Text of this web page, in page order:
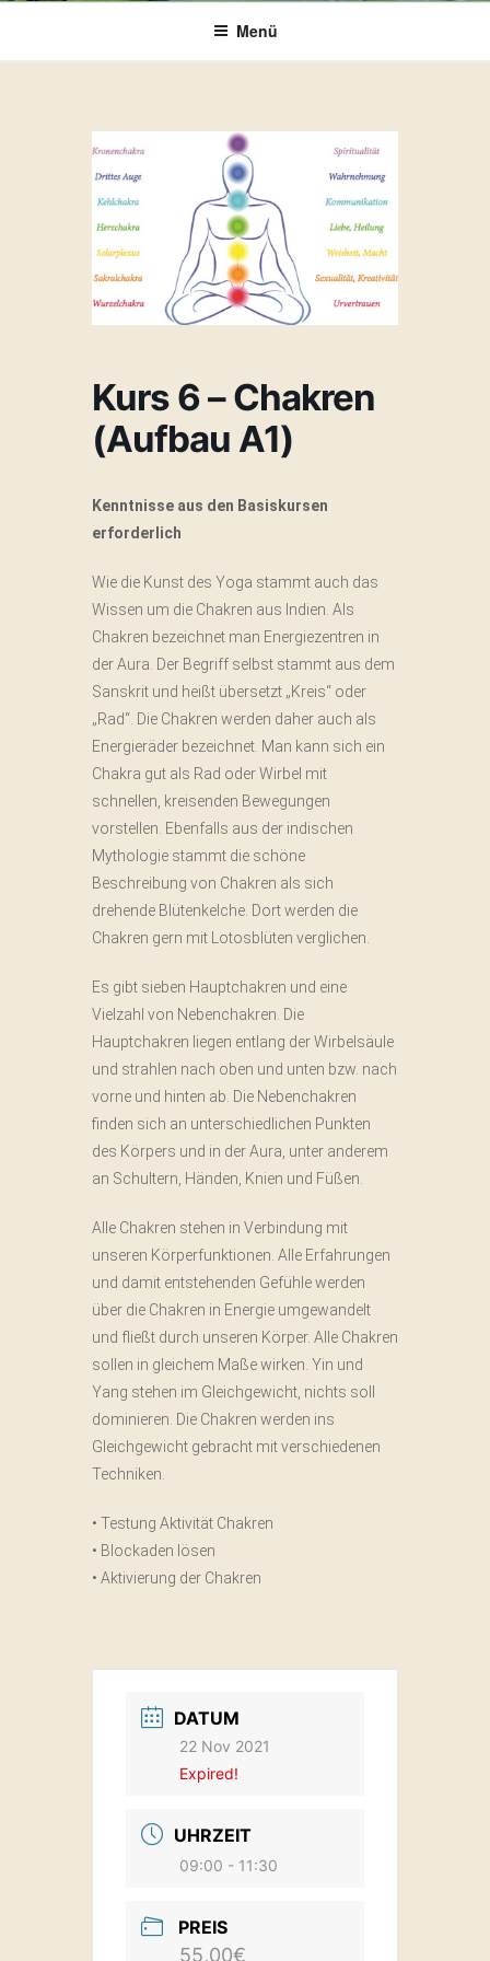
Menü
Kurs 6 – Chakren
(Aufbau A1)
Kenntnisse aus den Basiskursen
erforderlich
Wie die Kunst des Yoga stammt auch das
Wissen um die Chakren aus Indien. Als
Chakren bezeichnet man Energiezentren in
der Aura. Der Begriff selbst stammt aus dem
Sanskrit und heißt übersetzt „Kreis“ oder
„Rad“. Die Chakren werden daher auch als
Energieräder bezeichnet. Man kann sich ein
Chakra gut als Rad oder Wirbel mit
schnellen, kreisenden Bewegungen
vorstellen. Ebenfalls aus der indischen
Mythologie stammt die schöne
Beschreibung von Chakren als sich
drehende Blütenkelche. Dort werden die
Chakren gern mit Lotosblüten verglichen.
Es gibt sieben Hauptchakren und eine
Vielzahl von Nebenchakren. Die
Hauptchakren liegen entlang der Wirbelsäule
und strahlen nach oben und unten bzw. nach
vorne und hinten ab. Die Nebenchakren
finden sich an unterschiedlichen Punkten
des Körpers und in der Aura, unter anderem
an Schultern, Händen, Knien und Füßen.
Alle Chakren stehen in Verbindung mit
unseren Körperfunktionen. Alle Erfahrungen
und damit entstehenden Gefühle werden
über die Chakren in Energie umgewandelt
und fließt durch unseren Körper. Alle Chakren
sollen in gleichem Maße wirken. Yin und
Yang stehen im Gleichgewicht, nichts soll
dominieren. Die Chakren werden ins
Gleichgewicht gebracht mit verschiedenen
Techniken.
• Testung Aktivität Chakren
• Blockaden lösen
• Aktivierung der Chakren
DATUM
22 Nov 2021
Expired!
UHRZEIT
09:00 - 11:30
PREIS
55,00€